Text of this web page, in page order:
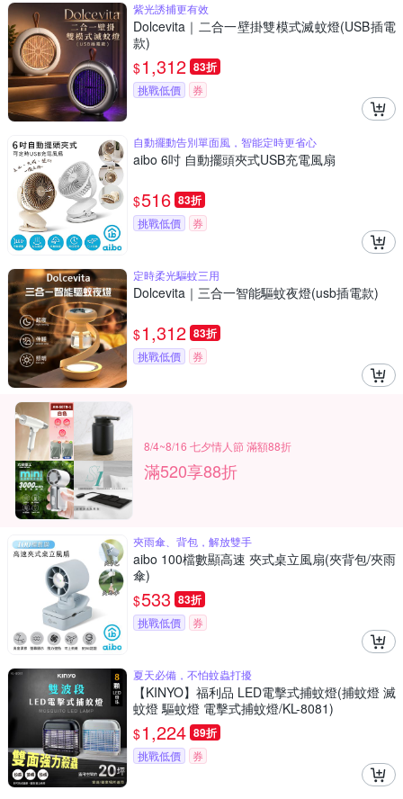
紫光誘捕更有效
Dolcevita｜二合一壁掛雙模式滅蚊燈(USB插電
款)
$1,312 83折
挑戰低價 券
自動擺動告別單面風，智能定時更省心
aibo 6吋 自動擺頭夾式USB充電風扇
$516 83折
挑戰低價 券
定時柔光驅蚊三用
Dolcevita｜三合一智能驅蚊夜燈(usb插電款)
$1,312 83折
挑戰低價 券
8/4~8/16 七夕情人節 滿額88折
滿520享88折
夾雨傘、背包，解放雙手
aibo 100檔數顯高速 夾式桌立風扇(夾背包/夾雨
傘)
$533 83折
挑戰低價 券
夏天必備，不怕蚊蟲打擾
【KINYO】福利品 LED電擊式捕蚊燈(捕蚊燈 滅
蚊燈 驅蚊燈 電擊式捕蚊燈/KL-8081)
$1,224 89折
挑戰低價 券